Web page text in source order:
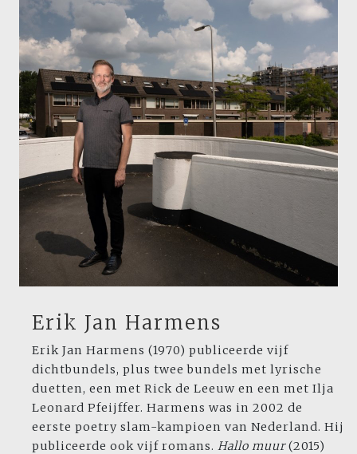
Erik Jan Harmens
Erik Jan Harmens (1970) publiceerde vijf
dichtbundels, plus twee bundels met lyrische
duetten, een met Rick de Leeuw en een met Ilja
Leonard Pfeijffer. Harmens was in 2002 de
eerste poetry slam-kampioen van Nederland. Hij
publiceerde ook vijf romans. Hallo muur(2015)